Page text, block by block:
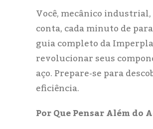
Você, mecânico
conta, cada minuto de
guia completo da
revolucionar seus
aço. Prepare-se para
eficiência.
Por Que Pensar Além do